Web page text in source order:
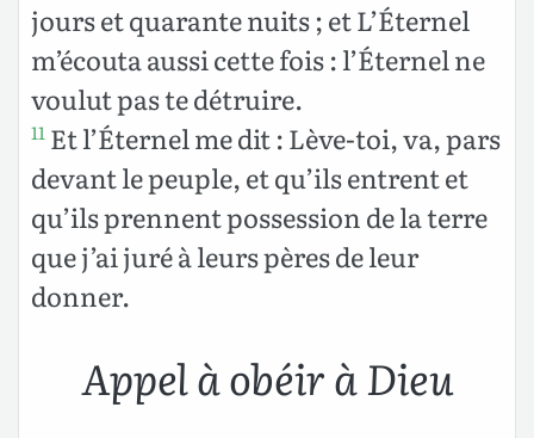
jours et quarante nuits ; et L’Éternel
m’écouta aussi cette fois : l’Éternel ne
voulut pas te détruire.
11 Et l’Éternel me dit : Lève-toi, va, pars
devant le peuple, et qu’ils entrent et
qu’ils prennent possession de la terre
que j’ai juré à leurs pères de leur
donner.
Appel à obéir à Dieu